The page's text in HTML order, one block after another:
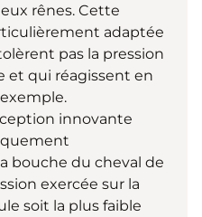
rênes. Cette
adaptée
pas la pression
et qui réagissent en
innovante
bouche du cheval de
exercée sur la
soit la plus faible